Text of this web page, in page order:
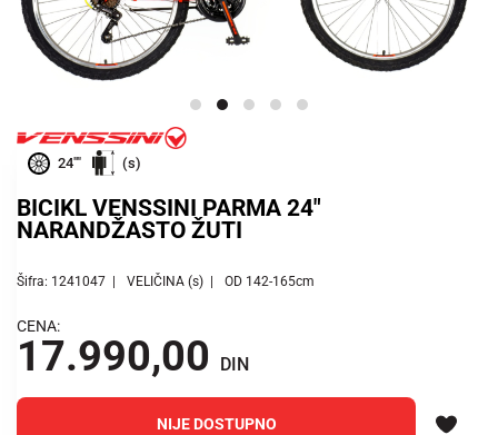
24"" (s)
BICIKL VENSSINI PARMA 24"
NARANDŽASTO ŽUTI
Šifra: 1241047 VELIČINA (s) OD 142-165cm
CENA:
17.990,00 DIN
NIJE DOSTUPNO